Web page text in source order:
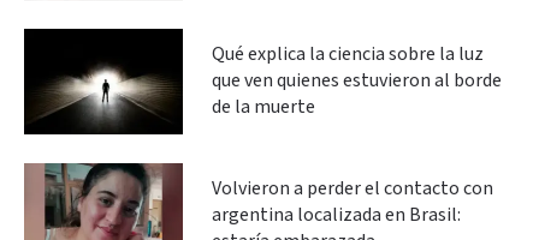
Qué explica la ciencia sobre la luz
que ven quienes estuvieron al borde
de la muerte
Volvieron a perder el contacto con
argentina localizada en Brasil: